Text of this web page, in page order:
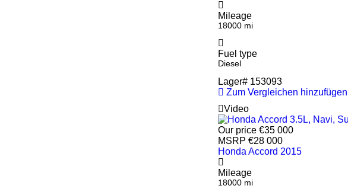
Mileage
18000 mi
Fuel type
Diesel
Lager# 153093
Zum Vergleichen hinzufügen
Video
Our price €35 000
MSRP €28 000
Honda Accord 2015
Mileage
18000 mi